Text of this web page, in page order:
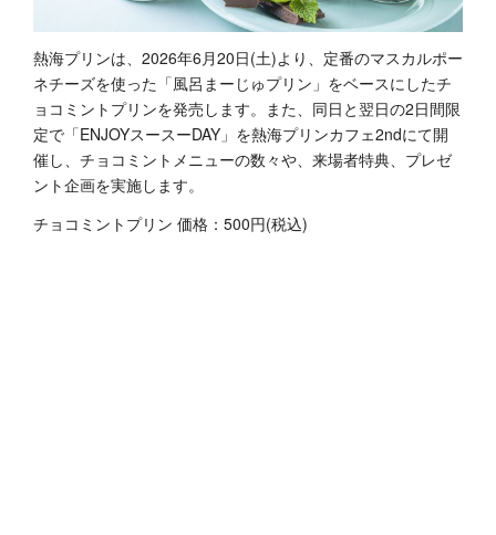
熱海プリンは、2026年6月20日(土)より、定番のマスカルポー
ネチーズを使った「風呂まーじゅプリン」をベースにしたチ
ョコミントプリンを発売します。また、同日と翌日の2日間限
定で「ENJOYスースーDAY」を熱海プリンカフェ2ndにて開
催し、チョコミントメニューの数々や、来場者特典、プレゼ
ント企画を実施します。
チョコミントプリン 価格：500円(税込)